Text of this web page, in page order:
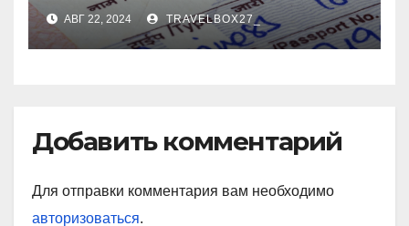
АВГ 22, 2024 TRAVELBOX27_
Добавить комментарий
Для отправки комментария вам необходимо
авторизоваться.